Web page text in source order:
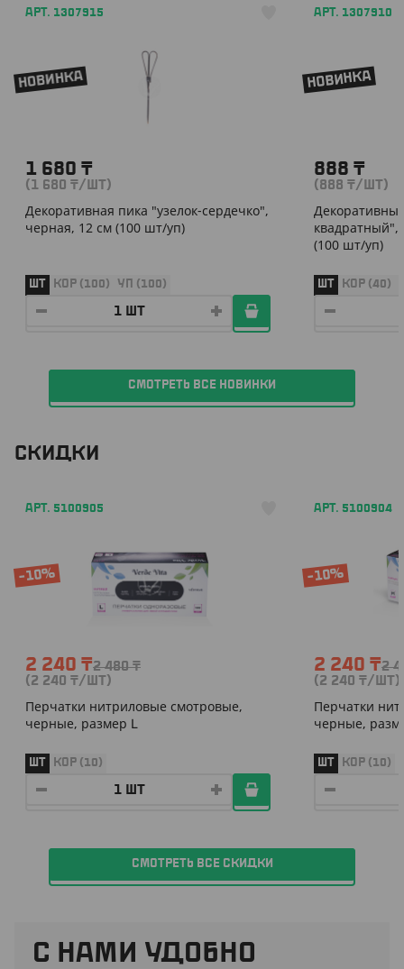
АРТ. 1307915
НОВИНКА
1 680 ₸
(1 680 ₸/ШТ)
Декоративная пика "узелок-сердечко",
черная, 12 см (100 шт/уп)
ШТ КОР (100) УП (100)
АРТ. 1307910
НОВИНКА
888 ₸
(888 ₸/ШТ)
(100 шт/уп)
ШТ КОР (40)
СМОТРЕТЬ ВСЕ НОВИНКИ
СКИДКИ
АРТ. 5100905
-10%
2 240 ₸2 480₸
(2 240 ₸/ШТ)
Перчатки нитриловые смотровые,
черные, размер Լ
ШТ КОР (10)
АРТ. 5100904
-10%
2 240 ₸2
(2 240 ₸/ШТ)
Перчатки
черные,
ШТ КОР (10)
СМОТРЕТЬ ВСЕ СКИДКИ
С НАМИ УДОБНО